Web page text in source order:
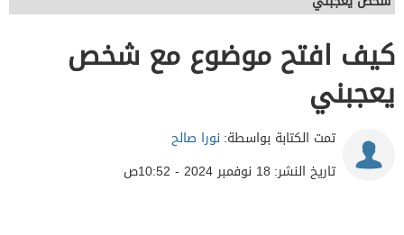
كيف افتح موضوع مع شخص
يعجبني
تمت الكتابة بواسطة: نورا صالح
تاريخ النشر: 18 نوفمبر 2024 - 10:52ص